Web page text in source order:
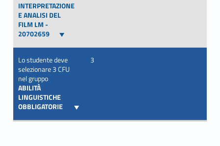
INTERPRETAZIONE
E ANALISI DEL
FILM LM -
20702659
Lo studente deve
selezionare 3 CFU
nel gruppo
ABILITÀ
LINGUISTICHE
OBBLIGATORIE
3